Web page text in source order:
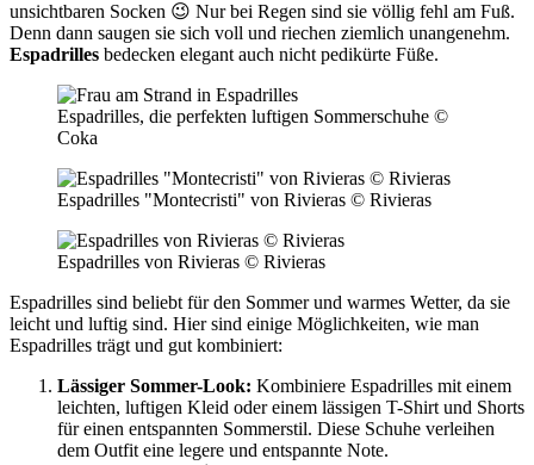
unsichtbaren Socken 😉 Nur bei Regen sind sie völlig fehl am Fuß.
Denn dann saugen sie sich voll und riechen ziemlich unangenehm.
Espadrilles bedecken elegant auch nicht pedikürte Füße.
Espadrilles, die perfekten luftigen Sommerschuhe ©
Coka
Espadrilles "Montecristi" von Rivieras © Rivieras
Espadrilles von Rivieras © Rivieras
Espadrilles sind beliebt für den Sommer und warmes Wetter, da sie
leicht und luftig sind. Hier sind einige Möglichkeiten, wie man
Espadrilles trägt und gut kombiniert:
Lässiger Sommer-Look: Kombiniere Espadrilles mit einem
leichten, luftigen Kleid oder einem lässigen T-Shirt und Shorts
für einen entspannten Sommerstil. Diese Schuhe verleihen
dem Outfit eine legere und entspannte Note.